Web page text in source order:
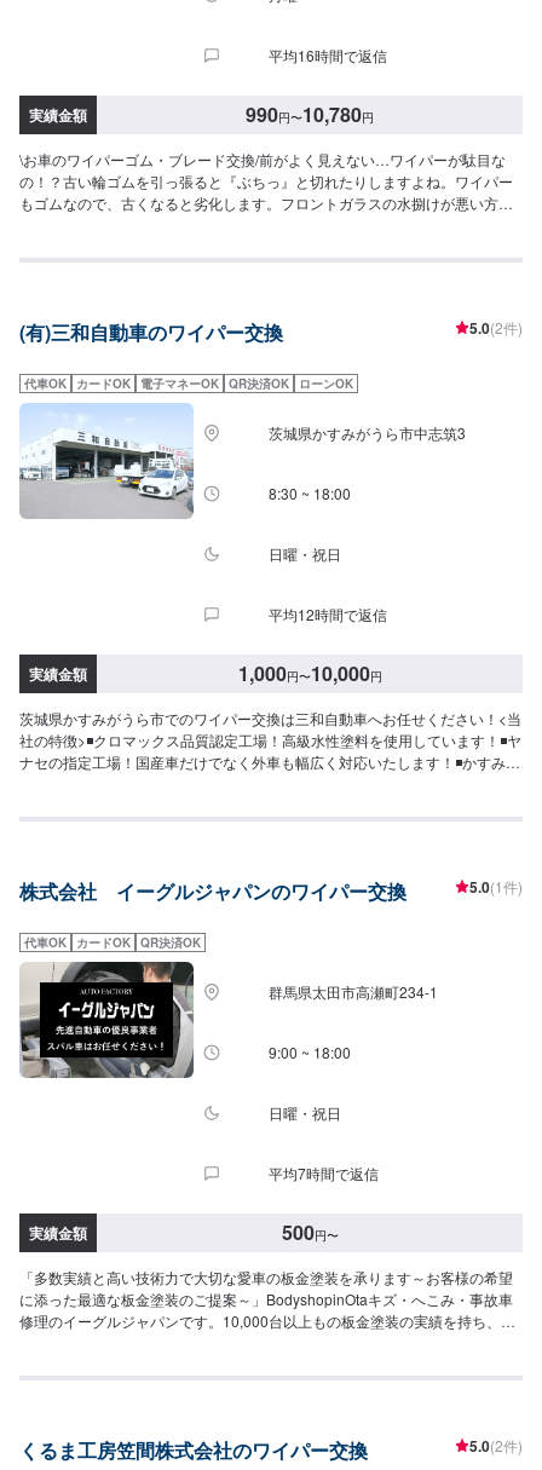
平均16時間で返信
実績金額 990円〜10,780円
\お車のワイパーゴム・ブレード交換/前がよく見えない…ワイパーが駄目な
の！？古い輪ゴムを引っ張ると『ぶちっ』と切れたりしますよね。ワイパー
もゴムなので、古くなると劣化します。フロントガラスの水捌けが悪い方は
業をお知らせください。入庫時に追加作業のご相談も可能です。お気軽にお
円程度●その他外車：7,700円〜10,780円<パーツ持ち込み可能>パーツ持ち込
送りください。部品のご購入のご案内も可能ですので、ご希望の方はその旨
をオファー詳細にてお伝えください。他店購入車の対応も、輸入車の対応
も、クルマの購入もいろいろ、説明力も対応力も！1969年に創業して以来、
50年以上この地でお店を営業させていただいております。チェーン店への加
盟、地元の皆様の支えでここまで1歩ずつ成長をさせて頂きました。これから
もお客様に笑顔を届けられるよう、新しいお店のオープンも進んでおりま
(有)三和自動車のワイパー交換 5.0(2件)
代車OK カードOK 電子マネーOK QR決済OK ローンOK
茨城県かすみがうら市中志筑3
8:30 ~ 18:00
日曜・祝日
平均12時間で返信
実績金額 1,000円〜10,000円
茨城県かすみがうら市でのワイパー交換は三和自動車へお任せください！<当
社の特徴>◾クロマックス品質認定工場！高級水性塗料を使用しています！◾ヤ
ナセの指定工場！国産車だけでなく外車も幅広く対応いたします！◾かすみが
があまり取れない…などのご相談もお気軽にどうぞ！【1】オファーにてお問
(要相談)納期は前後する場合がございます。予めご了承ください。-----代車に
さい。※代車の燃料代はお客様にご負担いただいております。-----ご来店時の
注意、受付方法-----入庫の際はお気をつけてお越しください。駐車スペースは
事務所前の空いているスペースに駐車してください。受付はスタッフへ「メ
ンテモで予約しました」とお伝えください。ご案内いたします。【定休日・
営業時間】定休日：日曜日、第2土曜日、祝日営業時間：8:30~18:00
株式会社 イーグルジャパンのワイパー交換 5.0(1件)
代車OK カードOK QR決済OK
群馬県太田市高瀬町234-1
9:00 ~ 18:00
日曜・祝日
平均7時間で返信
実績金額 500円〜
「多数実績と高い技術力で大切な愛車の板金塗装を承ります～お客様の希望
に添った最適な板金塗装のご提案～」BodyshopinOtaキズ・へこみ・事故車
修理のイーグルジャパンです。10,000台以上もの板金塗装の実績を持ち、太
にお客様の大切な思い出を乗せた日常を彩る大切な相棒であり、熟練の職人
した上で、長年培った技術力を駆使して最適な方法のご提案をさせていただ
くるま工房笠間株式会社のワイパー交換 5.0(2件)